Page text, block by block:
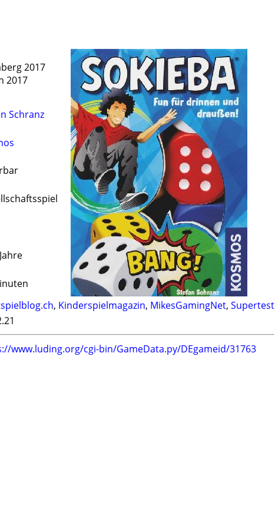
2017
2017
Schranz
, Kinderspielmagazin, MikesGamingNet, Supertest
www.luding.org/cgi-bin/GameData.py/DEgameid/31763